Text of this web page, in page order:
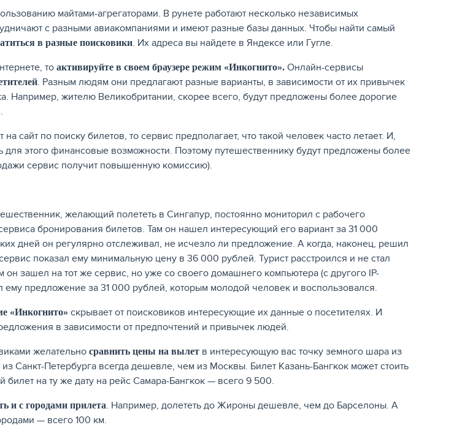
майтами-агрегаторами. В рунете работают несколько независимых
с разными авиакомпаниями и имеют разные базы данных. Чтобы найти самый
в разные поисковики. Их адреса вы найдете в Яндексе или Гугле.
то активируйте в своем браузере режим «Инкогнито». Онлайн-сервисы
. Разным людям они предлагают разные варианты, в зависимости от их привычек
Например, жителю Великобритании, скорее всего, будут предложены более дорогие
на сайт по поиску билетов, то сервис предполагает, что такой человек часто летает. И,
для этого финансовые возможности. Поэтому путешественнику будут предложены более
сервис получит повышенную комиссию).
желающий полететь в Сингапур, постоянно мониторил с рабочего
бронирования билетов. Там он нашел интересующий его вариант за 31 000
дней он регулярно отслеживал, не исчезло ли предложение. А когда, наконец, решил
показал ему минимальную цену в 36 000 рублей. Турист расстроился и не стал
он зашел на тот же сервис, но уже со своего домашнего компьютера (с другого IP-
ему предложение за 31 000 рублей, которым молодой человек и воспользовался.
«Инкогнито» скрывает от поисковиков интересующие их данные о посетителях. И
в зависимости от предпочтений и привычек людей.
желательно сравнить цены на вылет в интересующую вас точку земного шара из
из Санкт-Петербурга всегда дешевле, чем из Москвы. Билет Казань-Бангкок может стоить
билет на ту же дату на рейс Самара-Бангкок — всего 9 500.
и с городами прилета. Например, долететь до Жироны дешевле, чем до Барселоны. А
— всего 100 км.